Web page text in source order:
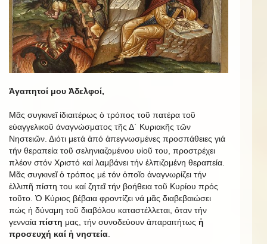
Ἀγαπητοί μου Ἀδελφοί,
Μᾶς συγκινεῖ ἰδιαιτέρως ὁ τρόπος τοῦ πατέρα τοῦ
εὐαγγελικοῦ ἀναγνώσματος τῆς Δ΄ Κυριακῆς τῶν
Νηστειῶν. Διότι μετά ἀπό ἀπεγνωσμένες προσπάθειες γιά
τήν θεραπεία τοῦ σεληνιαζομένου υἱοῦ του, προστρέχει
πλέον στόν Χριστό καί λαμβάνει τήν ἐλπιζομένη θεραπεία.
Μᾶς συγκινεῖ ὁ τρόπος μέ τόν ὁποῖο ἀναγνωρίζει τήν
ἐλλιπῆ πίστη του καί ζητεῖ τήν βοήθεια τοῦ Κυρίου πρός
τοῦτο. Ὁ Κύριος βέβαια φροντίζει νά μᾶς διαβεβαιώσει
πώς ἡ δύναμη τοῦ διαβόλου καταστέλλεται, ὅταν τήν
γενναία πίστη μας, τήν συνοδεύουν ἀπαραιτήτως ἡ
προσευχή καί ἡ νηστεία